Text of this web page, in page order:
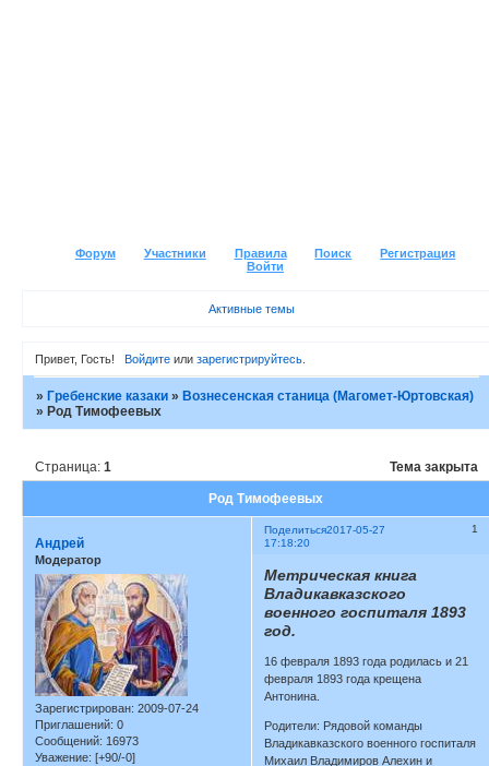
Форум Участники Правила Поиск
Регистрация
Войти
Активные темы
Привет, Гость! Войдитеили зарегистрируйтесь.
»Гребенские казаки »Вознесенская станица (Магомет-Юртовская)
»Род Тимофеевых
Род Тимофеевых
Страница:1 Тема закрыта
Поделиться 1
2017-05-27
17:18:20
Андрей
Модератор
Зарегистрирован: 2009-07-24
Приглашений: 0
Сообщений: 16973
Уважение: [+90/-0]
Метрическая книга
Владикавказского
военного госпиталя 1893
год.
16 февраля 1893 года родилась и 21
февраля 1893 года крещена
Антонина.
Родители: Рядовой команды
Владикавказского военного госпиталя
Михаил Владимиров Алехин и